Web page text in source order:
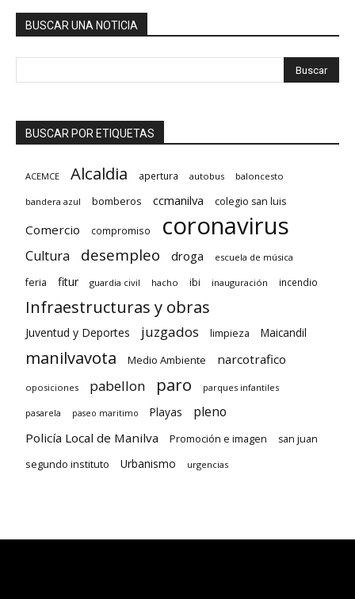
BUSCAR UNA NOTICIA
BUSCAR POR ETIQUETAS
ACEMCE Alcaldia apertura autobus baloncesto
bandera azul bomberos ccmanilva colegio san luis
Comercio compromiso coronavirus
Cultura desempleo droga escuela de música
feria fitur guardia civil hacho ibi inauguración incendio
Infraestructuras y obras
Juventud y Deportes juzgados limpieza Maicandil
manilvavota Medio Ambiente narcotrafico
oposiciones pabellon paro parques infantiles
pasarela paseo maritimo Playas pleno
Policía Local de Manilva Promoción e imagen san juan
segundo instituto Urbanismo urgencias